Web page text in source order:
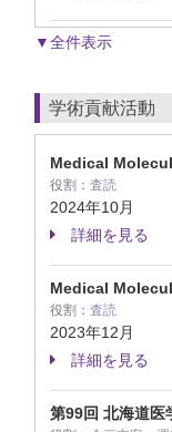
▼全件表示
学術貢献活動
Medical
役割： 査読
2024年10月
詳細を見る
Medical
役割： 査読
2023年12月
詳細を見る
第99回 北海道医